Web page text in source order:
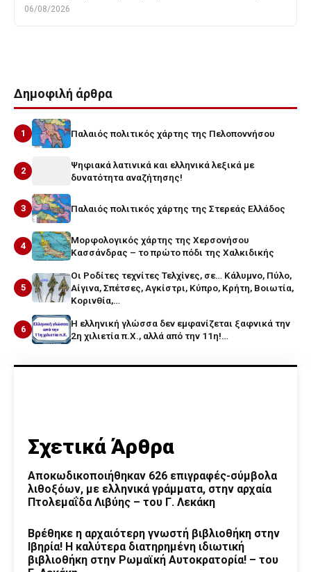
06/08/2026
Δημοφιλή άρθρα
1 Παλαιός πολιτικός χάρτης της Πελοποννήσου
2
Ψηφιακά λατινικά και ελληνικά λεξικά με
δυνατότητα αναζήτησης!
3 Παλαιός πολιτικός χάρτης της Στερεάς Ελλάδος
4
Μορφολογικός χάρτης της Χερσονήσου
Κασσάνδρας – το πρώτο πόδι της Χαλκιδικής
5
Οι Ροδίτες τεχνίτες Τελχίνες, σε… Κάλυμνο, Πύλο,
Αίγινα, Σπέτσες, Αγκίστρι, Κύπρο, Κρήτη, Βοιωτία,
Κορινθία,…
6
Η ελληνική γλώσσα δεν εμφανίζεται ξαφνικά την
2η χιλιετία π.Χ., αλλά από την 11η!…
Σχετικά Άρθρα
Αποκωδικοποιήθηκαν 626 επιγραφές-σύμβολα
λιθοξόων, με ελληνικά γράμματα, στην αρχαία
Πτολεμαΐδα Λιβύης – του Γ. Λεκάκη
Βρέθηκε η αρχαιότερη γνωστή βιβλιοθήκη στην
Ιβηρία! Η καλύτερα διατηρημένη ιδιωτική
βιβλιοθήκη στην Ρωμαϊκή Αυτοκρατορία! – του